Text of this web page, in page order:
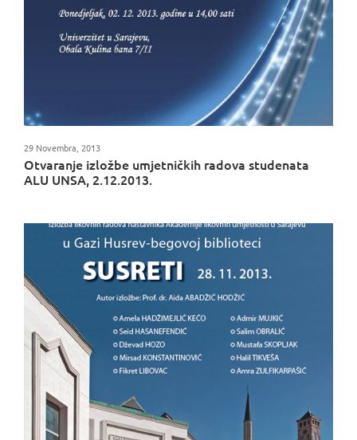
Otvaranje izložbe umjetničkih radova studenata
ALU UNSA, 2.12.2013.
29 Novembra, 2013